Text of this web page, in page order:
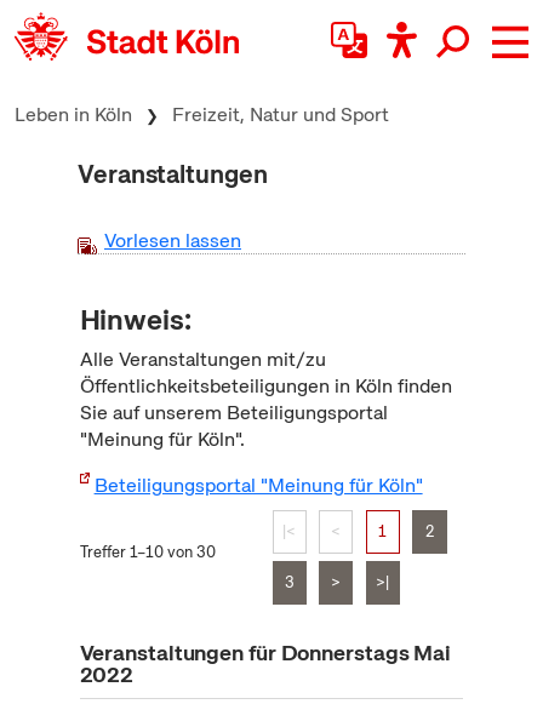
zum Inhalt springen
Leben in Köln Freizeit, Natur und Sport
Veranstaltungen
Vorlesen lassen
Hinweis:
Alle Veranstaltungen mit/zu
Öffentlichkeitsbeteiligungen in Köln finden
Sie auf unserem Beteiligungsportal
"Meinung für Köln".
Beteiligungsportal "Meinung für Köln"
Treffer 1–10 von 30
|< < 1 2
3 > >|
Veranstaltungen für Donnerstags Mai
2022